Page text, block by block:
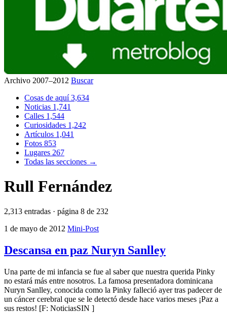
Archivo 2007–2012 Buscar
Cosas de aquí3,634
Noticias 1,741
Calles 1,544
Curiosidades 1,242
Artículos 1,041
Fotos 853
Lugares 267
Todas las secciones →
Rull Fernández
2,313 entradas · página 8 de 232
1 de mayo de 2012 Mini-Post
Descansa en paz Nuryn Sanlley
Una parte de mi infancia se fue al saber que nuestra querida Pinky
no estará más entre nosotros. La famosa presentadora dominicana
Nuryn Sanlley, conocida como la Pinky falleció ayer tras padecer de
un cáncer cerebral que se le detectó desde hace varios meses ¡Paz a
sus restos! [F: NoticiasSIN ]